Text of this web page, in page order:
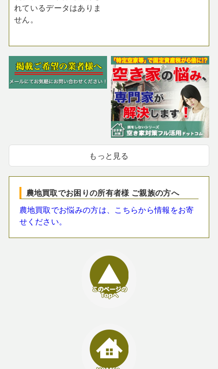
れているデータはありま
せん。
もっと見る
農地買取でお困りの所有者様 ご親族の方へ
農地買取でお悩みの方は、こちらから情報をお寄
せください。